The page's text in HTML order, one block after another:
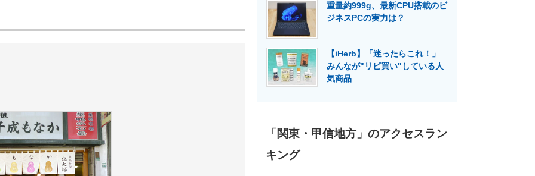
重量約999g、最新CPU搭載のビ
ジネスPCの実力は？
【iHerb】「迷ったらこれ！」
みんなが"リピ買い"している人
気商品
「関東・甲信地方」のアクセスラン
キング